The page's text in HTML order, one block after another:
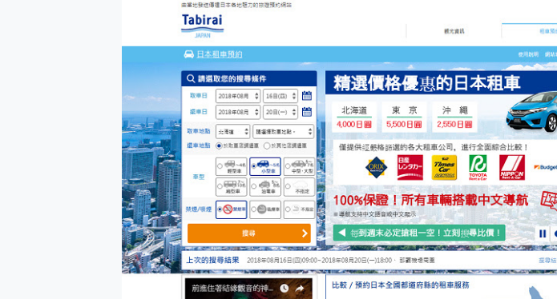
AI 支付 一錶搞定大小事 Xiaomi Watch 5 開箱 評測
超驚艷 讓人一眼就愛上 LENOVO 聯想 Yoga Book 9 14吋 AI輕
美到讓人超想擁有 moto pad 60 系列 與 Moto | Swarovski
好用的 EaseUS Partition Master 讓您輕鬆的移除與格式化有
一鍵修復模糊影片、舊照的 AI 好幫手! VideoProc Converter
小朋友才做選擇 投影機 RGB藍牙音響 氛圍情境燈 我通通都
式生活新體驗
外型超吸晴~ 給您絕佳操控體驗 GravaStar Mercury K1 系列
開箱~變身「蜘蛛人」椅子軍師！MSI MPG 491CQP QD-
iPhone 17 系列 有認證的防護來囉！ imos 首家導入 UL
DJI Osmo Pocket 3 爽爽帶回家 歡慶 EaseUS 21 週年到來
小巧好吸不擋鏡頭 有Qi2認證的 ONPRO MagReact MXs2
會走動的冷暖氣 SONY REON POCKET PRO 穿戴式智慧冷暖
寶可夢飛人外掛iToolab AnyGo全新升級，GO Fest 五折優惠
百倍變焦實測~ vivo X200 Pro 與 S25 Ultra 誰能滿足全場景拍
超好用的 PLAUD NotePin AI 智慧錄音膠囊~ 您的AI 秘書已
COMPUTEX 2025 來囉！AGI亞奇雷 AI・Gaming・創作儲存